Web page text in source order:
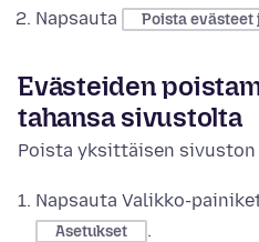
Napsauta Poista evästeet
Evästeiden
tahansa sivustolta
Poista yksittäisen sivuston
Napsauta Valikko-
Asetukset
.